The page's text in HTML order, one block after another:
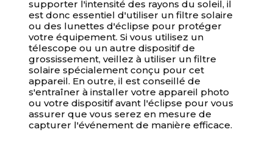
supporter l'intensité des rayons du soleil, il
est donc essentiel d'utiliser un filtre solaire
ou des lunettes d'éclipse pour protéger
votre équipement. Si vous utilisez un
télescope ou un autre dispositif de
grossissement, veillez à utiliser un filtre
solaire spécialement conçu pour cet
appareil. En outre, il est conseillé de
s'entraîner à installer votre appareil photo
ou votre dispositif avant l'éclipse pour vous
assurer que vous serez en mesure de
capturer l'événement de manière efficace.